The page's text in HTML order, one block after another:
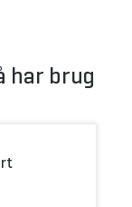
har brug